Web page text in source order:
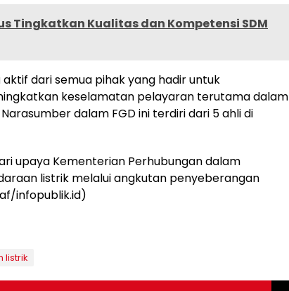
Tingkatkan Kualitas dan Kompetensi SDM
dari semua pihak yang hadir untuk
keselamatan pelayaran terutama dalam
dalam FGD ini terdiri dari 5 ahli di
upaya Kementerian Perhubungan dalam
listrik melalui angkutan penyeberangan
infopublik.id)
listrik